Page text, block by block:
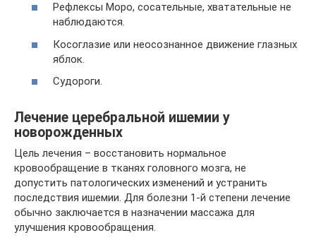
Рефлексы Моро, сосательные, хватательные не
наблюдаются.
Косоглазие или неосознанное движение глазных
яблок.
Судороги.
Лечение церебральной ишемии у
новорожденных
Цель лечения – восстановить нормальное
кровообращение в тканях головного мозга, не
допустить патологических изменений и устранить
последствия ишемии. Для болезни 1-й степени лечение
обычно заключается в назначении массажа для
улучшения кровообращения.